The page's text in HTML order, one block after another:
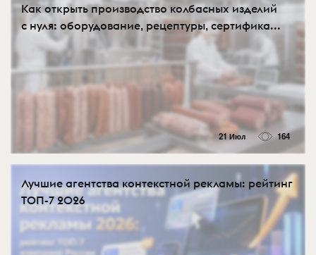
Как открыть производство колбасных изделий
с нуля: оборудование, рецептуры, сертифика...
21 Июл 164
Лучшие агентства контекстной рекламы: рейтинг
ТОП-7 2026